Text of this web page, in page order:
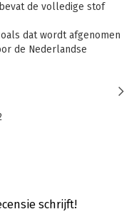
de volledige stof
dat wordt afgenomen
de Nederlandse
de gewenste
gaan we verder
voorkomen. In deel 2
de orde. In deel 3
schrijft!